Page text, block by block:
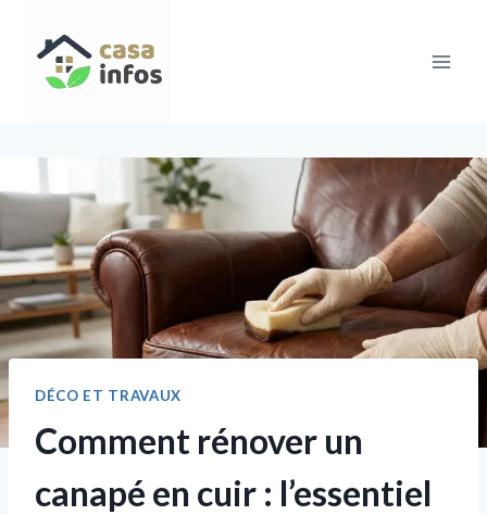
contenu
DÉCO ET TRAVAUX
Comment rénover un
canapé en cuir : l’essentiel